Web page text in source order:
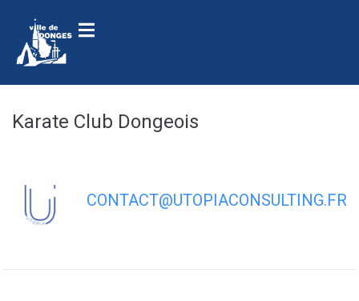
Karate Club Dongeois
CONTACT@UTOPIACONSULTING.FR